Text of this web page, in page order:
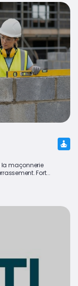
la maçonnerie
Fort...